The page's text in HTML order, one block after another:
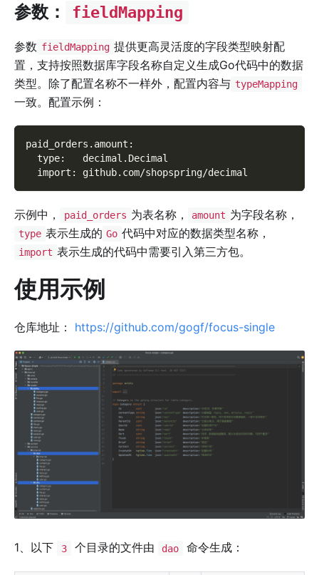
参数： fieldMapping
参数 fieldMapping 提供更高灵活度的字段类型映射配
置，支持按照数据库字段名称自定义生成Go代码中的数据
类型。除了配置名称不一样外，配置内容与 typeMapping
一致。配置示例：
paid_orders.amount :
type:
   decimal.Decimal
import : github.com/shopspring/decimal
示例中， paid_orders 为表名称， amount 为字段名称，
type 表示生成的 Go 代码中对应的数据类型名称，
import 表示生成的代码中需要引入第三方包。
使用示例
仓库地址： https://github.com/gogf/focus-single
1、以下 3 个目录的文件由 dao 命令生成：